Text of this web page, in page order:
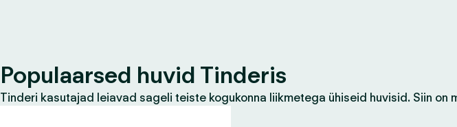
Populaarsed huvid Tinderis
Tinderi kasutajad leiavad sageli teiste kogukonna liikmetega ühiseid huvisid. Siin on